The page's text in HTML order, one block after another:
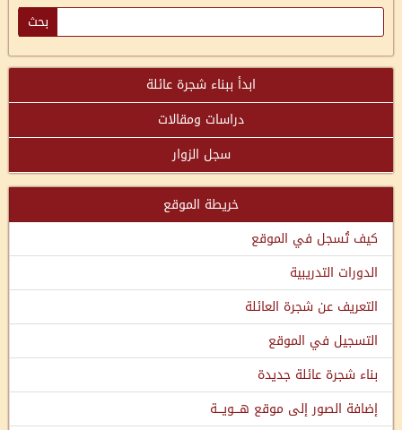
ابدأ ببناء شجرة عائلة
دراسات ومقالات
سجل الزوار
خريطة الموقع
كيف تُسجل في الموقع
الدورات التدريبية
التعريف عن شجرة العائلة
التسجيل في الموقع
بناء شجرة عائلة جديدة
إضافة الصور إلى موقع هـــويـــة